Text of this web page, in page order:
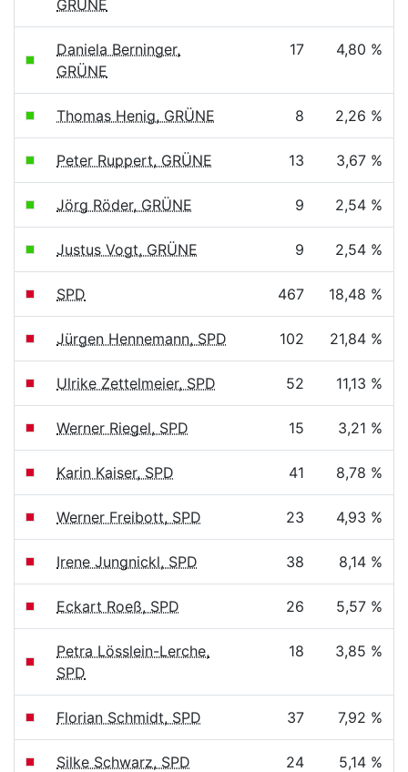
GRÜNE
Daniela Berninger,
GRÜNE
17 4,80 %
Thomas Henig, GRÜNE 8 2,26 %
Peter Ruppert, GRÜNE 13 3,67 %
Jörg Röder, GRÜNE 9 2,54 %
Justus Vogt, GRÜNE 9 2,54 %
SPD 467 18,48 %
Jürgen Hennemann, SPD 102 21,84 %
Ulrike Zettelmeier, SPD 52 11,13 %
Werner Riegel, SPD 15 3,21 %
Karin Kaiser, SPD 41 8,78 %
Werner Freibott, SPD 23 4,93 %
Irene Jungnickl, SPD 38 8,14 %
Eckart Roeß, SPD 26 5,57 %
Petra Lösslein-Lerche,
SPD
18 3,85 %
Florian Schmidt, SPD 37 7,92 %
Silke Schwarz, SPD 24 5,14 %